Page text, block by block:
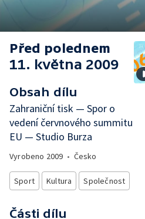
Před polednem
11. května 2009
Obsah dílu
Zahraniční tisk — Spor o
vedení červnového summitu
EU — Studio Burza
Vyrobeno 2009 • Česko
Sport Kultura Společnost
Části dílu